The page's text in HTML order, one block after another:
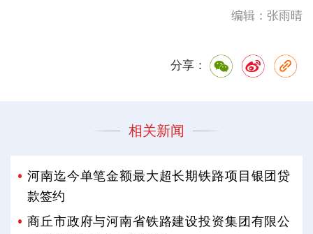
编辑：张雨晴
分享：
相关新闻
河南迄今单笔金额最大超长期铁路项目银团贷
款签约
商丘市政府与河南省铁路建设投资集团有限公